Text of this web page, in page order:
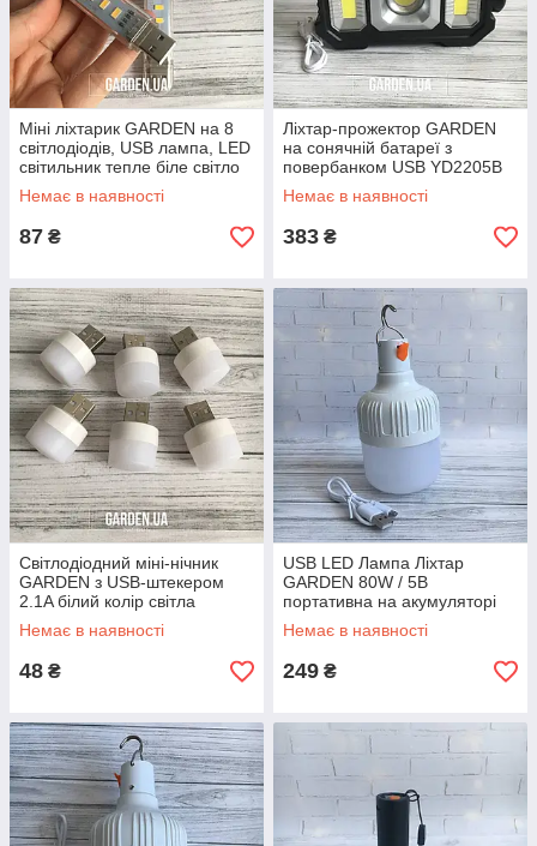
Міні ліхтарик GARDEN на 8
світлодіодів, USB лампа, LED
світильник тепле біле світло
Немає в наявності
87 ₴
Ліхтар-прожектор GARDEN
на сонячній батареї з
повербанком USB YD2205B
COB Flashlight
Немає в наявності
383 ₴
Світлодіодний міні-нічник
GARDEN з USB-штекером
2.1A білий колір світла
Немає в наявності
48 ₴
USB LED Лампа Ліхтар
GARDEN 80W / 5В
портативна на акумуляторі
1200 mAh, з підвісом та
зарядкою біла
Немає в наявності
249 ₴